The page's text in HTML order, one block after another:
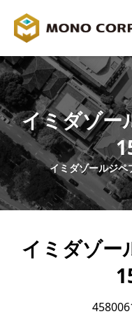
イミダゾー
イミダゾールジペ
イミダゾー
お問